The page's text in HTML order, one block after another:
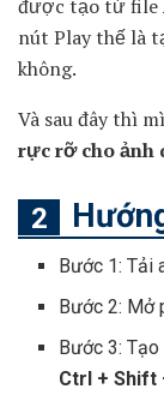
được tạo từ file
nút Play thế là
không.
Và sau đây thì
rực rỡ cho ảnh
Bước 1: Tải
Bước 2: Mở
Bước 3:
Ctrl + Shift